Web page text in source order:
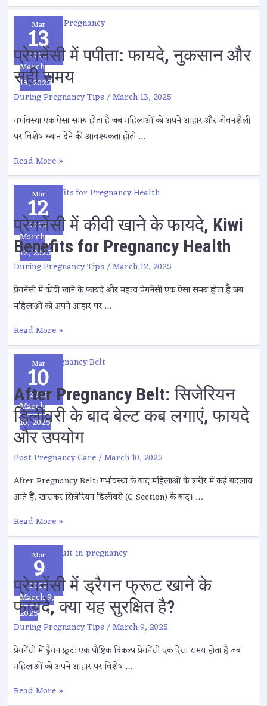
Mar
13
2025
March
13, 2025
प्रेगनेंसी में पपीता: फायदे, नुकसान और
सही समय
During Pregnancy Tips/March 13, 2025
गर्भावस्था एक ऐसा समय होता है जब महिलाओं को अपने आहार और जीवनशैली
पर विशेष ध्यान देने की आवश्यकता होती …
Read More »
Mar
12
2025
March
12, 2025
प्रेगनेंसी में कीवी खाने के फायदे, Kiwi
Benefits for Pregnancy Health
During Pregnancy Tips/March 12, 2025
प्रेगनेंसी में कीवी खाने के फायदे और महत्व प्रेगनेंसी एक ऐसा समय होता है जब
महिलाओं को अपने आहार पर …
Read More »
Mar
10
2025
March
10, 2025
After Pregnancy Belt: सिजेरियन
डिलीवरी के बाद बेल्ट कब लगाएं, फायदे
और उपयोग
Post Pregnancy Care/March 10, 2025
After Pregnancy Belt: गर्भावस्था के बाद महिलाओं के शरीर में कई बदलाव
आते हैं, खासकर सिजेरियन डिलीवरी (C-Section) के बाद। …
Read More »
Mar
9
2025
March 9,
2025
प्रेगनेंसी में ड्रैगन फ्रूट खाने के
फायदे, क्या यह सुरक्षित है?
During Pregnancy Tips/March 9, 2025
प्रेगनेंसी में ड्रैगन फ्रूट: एक पौष्टिक विकल्प प्रेगनेंसी एक ऐसा समय होता है जब
महिलाओं को अपने आहार पर विशेष …
Read More »